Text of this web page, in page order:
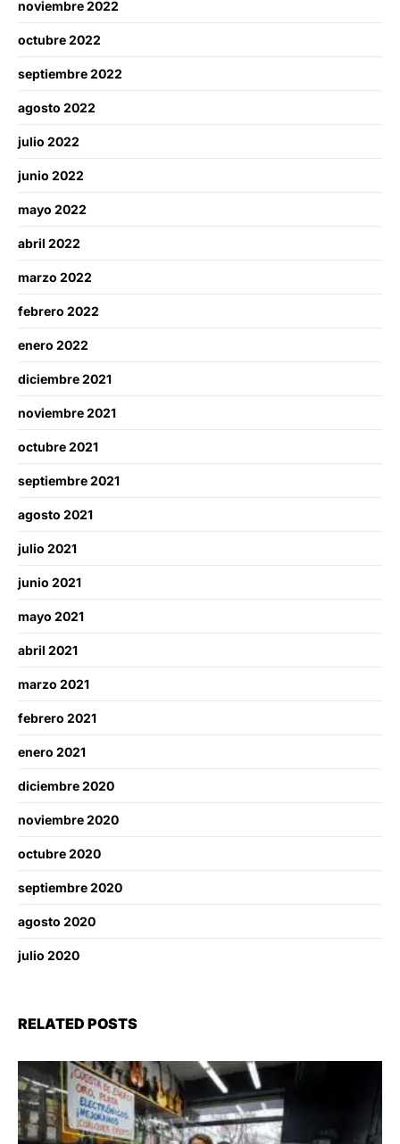
noviembre 2022
octubre 2022
septiembre 2022
agosto 2022
julio 2022
junio 2022
mayo 2022
abril 2022
marzo 2022
febrero 2022
enero 2022
diciembre 2021
noviembre 2021
octubre 2021
septiembre 2021
agosto 2021
julio 2021
junio 2021
mayo 2021
abril 2021
marzo 2021
febrero 2021
enero 2021
diciembre 2020
noviembre 2020
octubre 2020
septiembre 2020
agosto 2020
julio 2020
RELATED POSTS